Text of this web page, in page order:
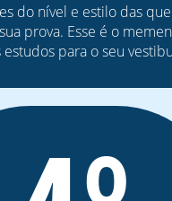
do nível e estilo das
prova. Esse é o
para o seu